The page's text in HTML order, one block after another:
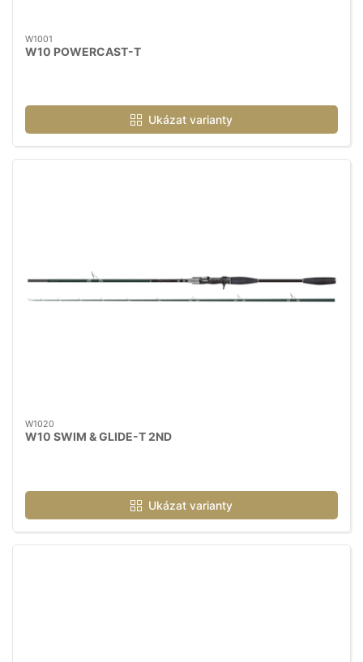
W1001
W10 POWERCAST-T
Ukázat varianty
W1020
W10 SWIM & GLIDE-T 2ND
Ukázat varianty